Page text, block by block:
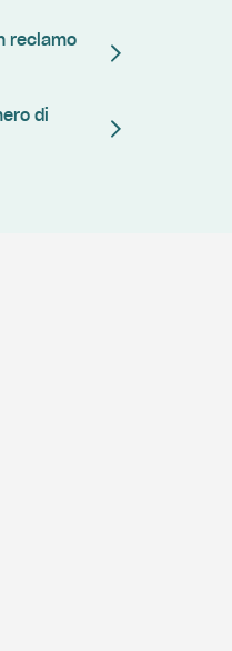
reclamo
di